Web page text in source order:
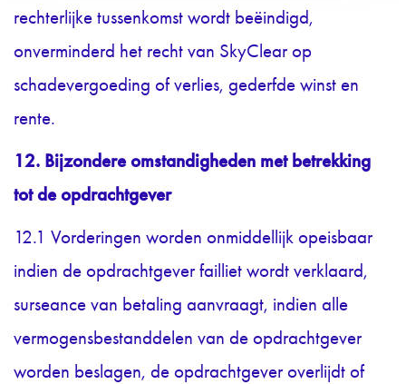
rechterlijke tussenkomst wordt beëindigd,
onverminderd het recht van SkyClear op
schadevergoeding of verlies, gederfde winst en
rente.
12. Bijzondere omstandigheden met betrekking
tot de opdrachtgever
12.1 Vorderingen worden onmiddellijk opeisbaar
indien de opdrachtgever failliet wordt verklaard,
surseance van betaling aanvraagt, indien alle
vermogensbestanddelen van de opdrachtgever
worden beslagen, de opdrachtgever overlijdt of